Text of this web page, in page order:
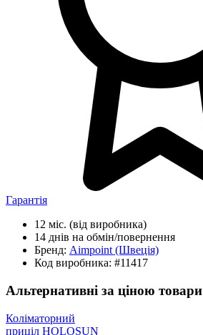
Гарантія
12 міс. (від виробника)
14 днів на обмін/повернення
Бренд: Aimpoint (Швеція)
Код виробника: #11417
Альтернативні за ціною товари
Коліматорний
приціл HOLOSUN